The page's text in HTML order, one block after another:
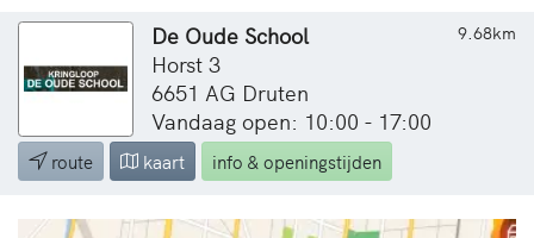
9.68km
De Oude School
Horst 3
6651 AG Druten
Vandaag open: 10:00 - 17:00
route kaart info & openingstijden